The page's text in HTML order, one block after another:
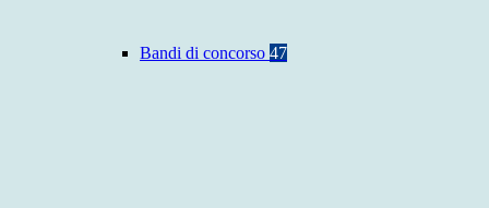
Bandi di concorso 47